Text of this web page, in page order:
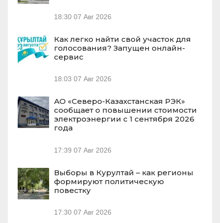
18:30 07 Авг 2026
Как легко найти свой участок для
голосования? Запущен онлайн-
сервис
18:03 07 Авг 2026
АО «Северо-Казахстанская РЭК»
сообщает о повышении стоимости
электроэнергии с 1 сентября 2026
года
17:39 07 Авг 2026
Выборы в Курултай – как регионы
формируют политическую
повестку
17:30 07 Авг 2026